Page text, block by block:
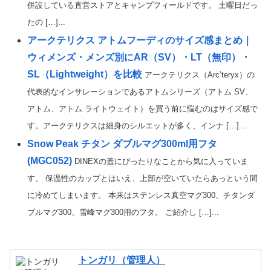
併設している直営ストアとキャンプフィールドです。 土曜日だっ
たの […]...
アークテリクス アトムフーディのサイズ感まとめ｜
ウィメンズ・メンズ別にAR（SV）・LT（無印）・
SL（Lightweight）を比較 アークテリクス（Arc’teryx）の
代表的なインサレーションであるアトムシリーズ（アトム SV、
アトム、アトム ライトウェイト）を買う前に悩むのはサイズ感で
す。アークテリクスは細身のシルエットが多く、インナ […]...
Snow Peak チタン ダブルマグ300ml用フタ
(MGC052) DINEXの蓋にぴったりなことから気に入っていま
す。 保温性のカップとはいえ、上部が空いていたらあっという間
に冷めてしまいます。 本来はステンレス真空マグ300、チタンダ
ブルマグ300、雪峰マグ300用のフタ。 ご紹介し […]...
トンガリ（管理人）